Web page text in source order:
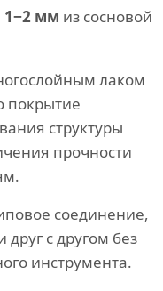
мм из сосновой
лаком
покрытие
структуры
прочности
соединение,
с другом без
инструмента.